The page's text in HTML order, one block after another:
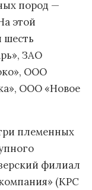
пород —
этой
шесть
ЗАО
ООО
ООО «Новое
племенных
филиал
(КРС